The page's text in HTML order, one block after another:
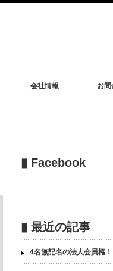
会社情報 お問
▮ Facebook
▮ 最近の記事
4名無記名の法人会員権！